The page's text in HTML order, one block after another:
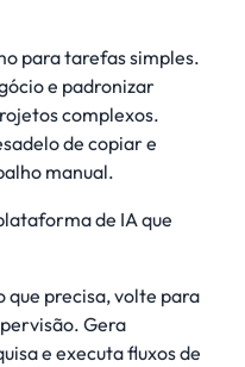
para tarefas simples.
e padronizar
complexos.
de copiar e
manual.
de IA que
que precisa, volte para
Gera
e executa fluxos de